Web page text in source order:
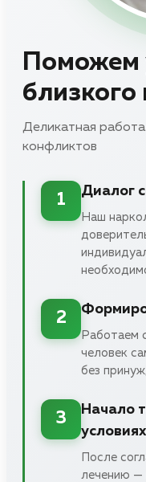
Поможем
близкого
Деликатная
конфликтов
1
Диалог
Наш
2
Работаем
человек
без
3
Начало
условиях
После
лечению —